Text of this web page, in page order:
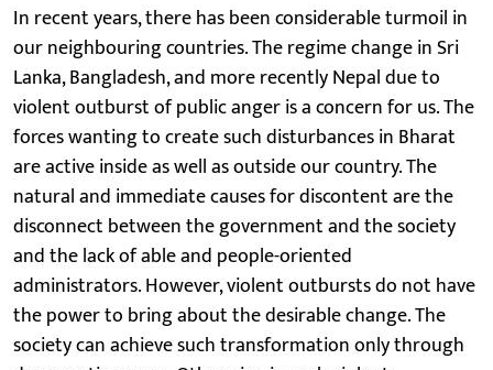
In recent years, there has been considerable turmoil in
our neighbouring countries. The regime change in Sri
Lanka, Bangladesh, and more recently Nepal due to
violent outburst of public anger is a concern for us. The
forces wanting to create such disturbances in Bharat
are active inside as well as outside our country. The
natural and immediate causes for discontent are the
disconnect between the government and the society
and the lack of able and people-oriented
administrators. However, violent outbursts do not have
the power to bring about the desirable change. The
society can achieve such transformation only through